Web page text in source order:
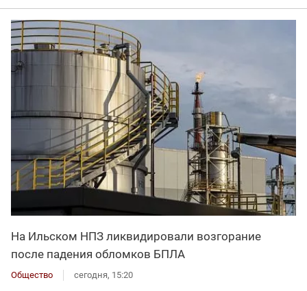
На Ильском НПЗ ликвидировали возгорание
после падения обломков БПЛА
Общество сегодня, 15:20